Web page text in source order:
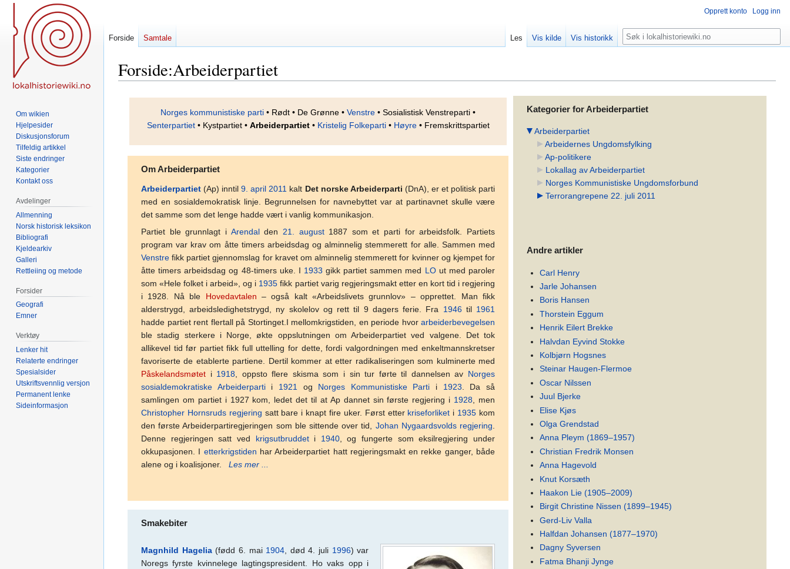
Forside:Arbeiderpartiet
Hopp
navigering
Hopp
Norges kommunistiske parti • Rødt • De Grønne • Venstre • Sosialistisk Venstreparti •
Senterpartiet• Kystpartiet • Arbeiderpartiet• Kristelig Folkeparti• Høyre• Fremskrittspartiet
Om Arbeiderpartiet
Arbeiderpartiet (Ap) inntil9. april 2011 kalt Det norske Arbeiderparti (DnA), er et politisk parti
med en sosialdemokratisk linje. Begrunnelsen for navnebyttet var at partinavnet skulle være
det samme som det lenge hadde vært i vanlig kommunikasjon.
Partiet ble grunnlagt i Arendalden 21. august1887 som et parti for arbeidsfolk. Partiets
program var krav om åtte timers arbeidsdag og alminnelig stemmerett for alle. Sammen med
Venstre fikk partiet gjennomslag for kravet om alminnelig stemmerett for kvinner og kjempet for
åtte timers arbeidsdag og 48-timers uke. I 1933 gikk partiet sammen med LOut med paroler
som «Hele folket i arbeid», og i 1935 fikk partiet varig regjeringsmakt etter en kort tid i regjering
i 1928. Nå ble Hovedavtalen – også kalt «Arbeidslivets grunnlov» – opprettet. Man fikk
alderstrygd, arbeidsledighetstrygd, ny skolelov og rett til 9 dagers ferie. Fra 1946til 1961
hadde partiet rent flertall på Stortinget.I mellomkrigstiden, en periode hvor arbeiderbevegelsen
ble stadig sterkere i Norge, økte oppslutningen om Arbeiderpartiet ved valgene. Det tok
allikevel tid før partiet fikk full uttelling for dette, fordi valgordningen med enkeltmannskretser
favoriserte de etablerte partiene. Dertil kommer at etter radikaliseringen som kulminerte med
Påskelandsmøtet i 1918, oppsto flere skisma som i sin tur førte til dannelsen av Norges
sosialdemokratiske Arbeiderpartii 1921og Norges Kommunistiske Parti i 1923. Da så
samlingen om partiet i 1927 kom, ledet det til at Ap dannet sin første regjering i 1928, men
Christopher Hornsruds regjering satt bare i knapt fire uker. Først etter kriseforliket i 1935 kom
den første Arbeiderpartiregjeringen som ble sittende over tid, Johan Nygaardsvolds regjering.
Denne regjeringen satt ved krigsutbruddeti 1940, og fungerte som eksilregjering under
okkupasjonen. I etterkrigstiden har Arbeiderpartiet hatt regjeringsmakt en rekke ganger, både
alene og i koalisjoner. Les mer ...
Smakebiter
Magnhild Hagelia(fødd 6. mai 1904, død 4. juli 1996) var
Noregs fyrste kvinnelege lagtingspresident. Ho vaks opp i
Kategorier for Arbeiderpartiet
Arbeiderpartiet
Arbeidernes Ungdomsfylking
Ap-politikere
Lokallag av Arbeiderpartiet
Norges Kommunistiske Ungdomsforbund
Terrorangrepene 22. juli 2011
Andre artikler
Carl Henry
Jarle Johansen
Boris Hansen
Thorstein Eggum
Henrik Eilert Brekke
Halvdan Eyvind Stokke
Kolbjørn Hogsnes
Steinar Haugen-Flermoe
Oscar Nilssen
Juul Bjerke
Elise Kjøs
Olga Grendstad
Anna Pleym (1869–1957)
Christian Fredrik Monsen
Anna Hagevold
Knut Korsæth
Haakon Lie (1905–2009)
Birgit Christine Nissen (1899–1945)
Gerd-Liv Valla
Halfdan Johansen (1877–1970)
Dagny Syversen
Fatma Bhanji Jynge
Opprett konto Logg inn
Forside Samtale Les Vis kilde Vis historikk Søk
Om wikien
Hjelpesider
Diskusjonsforum
Tilfeldig artikkel
Siste endringer
Kategorier
Kontakt oss
Avdelinger
Allmenning
Norsk historisk leksikon
Bibliografi
Kjeldearkiv
Galleri
Rettleiing og metode
Forsider
Geografi
Emner
Verktøy
Lenker hit
Relaterte endringer
Spesialsider
Utskriftsvennlig versjon
Permanent lenke
Sideinformasjon